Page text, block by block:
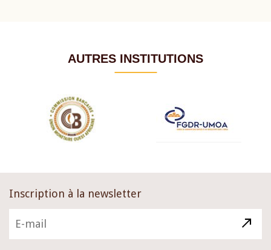
AUTRES INSTITUTIONS
Inscription à la newsletter